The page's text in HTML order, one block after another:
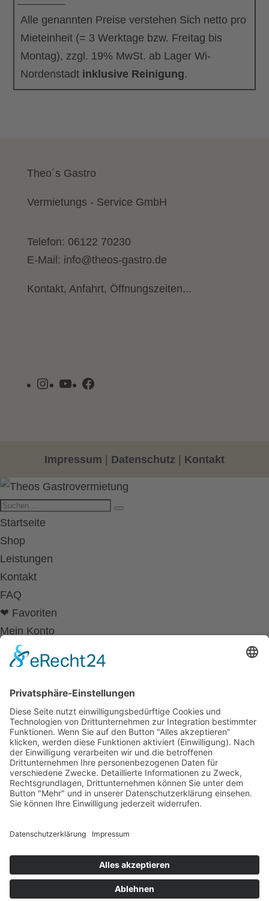
Alle genannten Preise verstehen Sich netto pro
Mieteinheit (= 3 Werktage bzw. Freitag bis
Montag), zzgl. 19% MwSt. ab Lager Wi-
Nordenstadt inklusive Reinigung.
Theo´s Gastro
Vermietungs - Service GmbH
Telefon: 06122 70230
E-Mail: info@theos-gastro.de
Kontakt, Anfahrt, Öffnungszeiten...
Instagram
YouTubeFacebook
Impressum Datenschutz Kontakt
Startseite
Shop
Leistungen
Kontakt
FAQ
❤ Favoriten
Mein Konto
Betriebsferien
Wir befinden uns vom
19.12.2025 bis einschließlich 07.01.2026
in unseren Betriebsferien.
In dieser Zeit werden Anfragen
kann es zu Verzögerungen bei der
Beantwortung kommen.